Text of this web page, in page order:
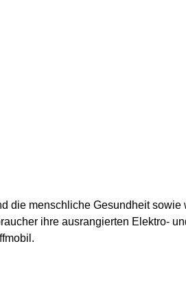
die menschliche Gesundheit sowie
ihre ausrangierten Elektro-